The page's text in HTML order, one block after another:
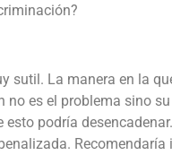
sutil. La manera en la
es el problema sino
podría desencadenar.
Recomendaría